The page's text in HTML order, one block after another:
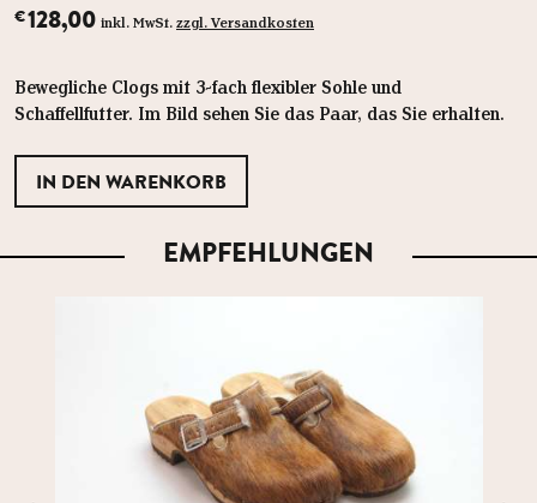
€128,00 inkl. MwSt. zzgl. Versandkosten
Bewegliche Clogs mit 3-fach flexibler Sohle und
Schaffellfutter. Im Bild sehen Sie das Paar, das Sie erhalten.
EMPFEHLUNGEN